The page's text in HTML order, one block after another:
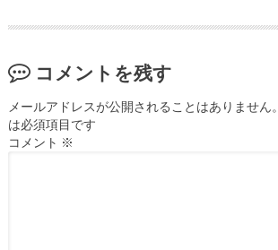
コメントを残す
メールアドレスが公開されることはありません。
は必須項目です
コメント ※